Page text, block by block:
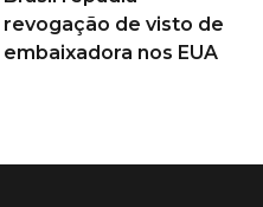
revogação de visto de
embaixadora nos EUA